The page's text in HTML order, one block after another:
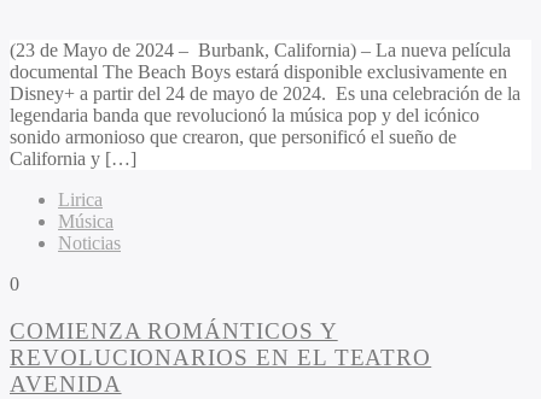
(23 de Mayo de 2024 – Burbank, California) – La nueva película
documental The Beach Boys estará disponible exclusivamente en
Disney+ a partir del 24 de mayo de 2024. Es una celebración de la
legendaria banda que revolucionó la música pop y del icónico
sonido armonioso que crearon, que personificó el sueño de
California y […]
Lirica
Música
Noticias
0
COMIENZA ROMÁNTICOS Y
REVOLUCIONARIOS EN EL TEATRO
AVENIDA